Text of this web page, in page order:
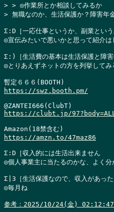
> > ◎作業所とか相談してみるか
> 無職なのか、生活保護か？障害年
Σ:D［一応仕事というか、副業とい
◎宣伝みたいで悪いかと思って紹介
Σ:)［生活費の基本は生活保護と障害
◎とりあえずネットの方を列挙してみ
https://swz.booth.pm/
https://clubt.jp/97?body=ALL
https://amzn.to/47maz86
Σ:D［収入的には生活出来ません
◎個人事業主に当たるのかな、よく分
Σ|3［生活保護なので、収入があっ
◎毎月ね
参考：2025/10/24(金) 02:12:47